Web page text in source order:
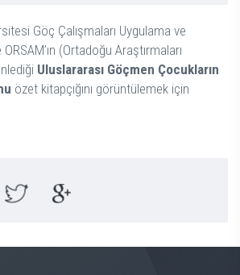
Göç Çalışmaları Uygulama ve
(Ortadoğu Araştırmaları
Uluslararası Göçmen Çocukların
özet kitapçığını görüntülemek için